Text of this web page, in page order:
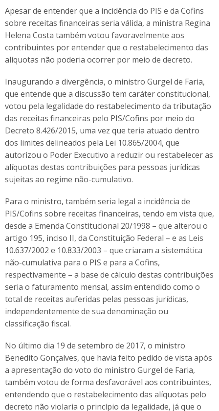
Apesar de entender que a incidência do PIS e da Cofins
sobre receitas financeiras seria válida, a ministra Regina
Helena Costa também votou favoravelmente aos
contribuintes por entender que o restabelecimento das
alíquotas não poderia ocorrer por meio de decreto.
Inaugurando a divergência, o ministro Gurgel de Faria,
que entende que a discussão tem caráter constitucional,
votou pela legalidade do restabelecimento da tributação
das receitas financeiras pelo PIS/Cofins por meio do
Decreto 8.426/2015, uma vez que teria atuado dentro
dos limites delineados pela Lei 10.865/2004, que
autorizou o Poder Executivo a reduzir ou restabelecer as
alíquotas destas contribuições para pessoas jurídicas
sujeitas ao regime não-cumulativo.
Para o ministro, também seria legal a incidência de
PIS/Cofins sobre receitas financeiras, tendo em vista que,
desde a Emenda Constitucional 20/1998 – que alterou o
artigo 195, inciso II, da Constituição Federal – e as Leis
10.637/2002 e 10.833/2003 – que criaram a sistemática
não-cumulativa para o PIS e para a Cofins,
respectivamente – a base de cálculo destas contribuições
seria o faturamento mensal, assim entendido como o
total de receitas auferidas pelas pessoas jurídicas,
independentemente de sua denominação ou
classificação fiscal.
No último dia 19 de setembro de 2017, o ministro
Benedito Gonçalves, que havia feito pedido de vista após
a apresentação do voto do ministro Gurgel de Faria,
também votou de forma desfavorável aos contribuintes,
entendendo que o restabelecimento das alíquotas pelo
decreto não violaria o princípio da legalidade, já que o